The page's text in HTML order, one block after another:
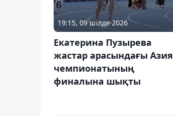
19:15, 09 шілде 2026
Екатерина Пузырева
жастар арасындағы Азия
чемпионатының
финалына шықты